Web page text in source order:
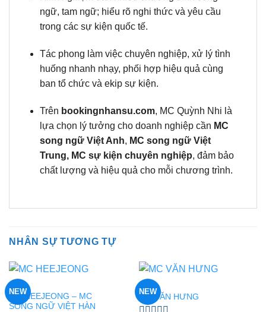
ngữ, tam ngữ; hiểu rõ nghi thức và yêu cầu
trong các sự kiện quốc tế.
Tác phong làm việc chuyên nghiệp, xử lý tình
huống nhanh nhạy, phối hợp hiệu quả cùng
ban tổ chức và ekip sự kiện.
Trên bookingnhansu.com, MC Quỳnh Nhi là
lựa chọn lý tưởng cho doanh nghiệp cần MC
song ngữ Việt Anh, MC song ngữ Việt
Trung, MC sự kiện chuyên nghiệp, đảm bảo
chất lượng và hiệu quả cho mỗi chương trình.
NHÂN SỰ TƯƠNG TỰ
NEW
MC HEEJEONG – MC
SONG NGỮ VIỆT HÀN
NEW
MC VĂN HƯNG